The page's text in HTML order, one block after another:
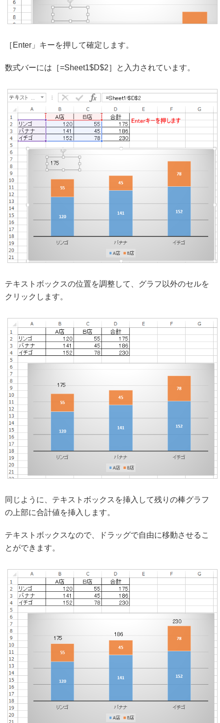
［Enter」キーを押して確定します。
数式バーには［=Sheet1$D$2］と入力されています。
テキストボックスの位置を調整して、グラフ以外のセルを
クリックします。
同じように、テキストボックスを挿入して残りの棒グラフ
の上部に合計値を挿入します。
テキストボックスなので、ドラッグで自由に移動させるこ
とができます。